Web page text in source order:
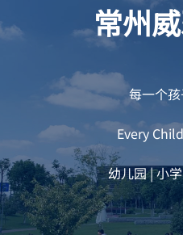
常州
每一个
Every
幼儿园 | 小